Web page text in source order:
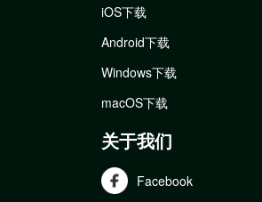
iOS下载
Android下载
Windows下载
macOS下载
关于我们
Facebook